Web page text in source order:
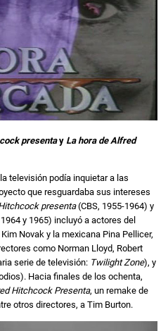
presentay La hora de Alfred
televisión podía inquietar a las
que resguardaba sus intereses
presenta(CBS, 1955-1964) y
y 1965) incluyó a actores del
Novak y la mexicana Pina Pellicer,
como Norman Lloyd, Robert
serie de televisión: Twilight Zone), y
Hacia finales de los ochenta,
Hitchcock Presenta, un remake de
otros directores, a Tim Burton.